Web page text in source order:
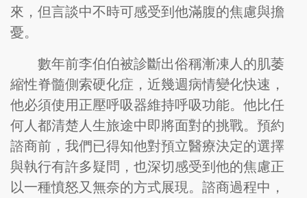
來，但言談中不時可感受到他滿腹的焦慮與擔
憂。
數年前李伯伯被診斷出俗稱漸凍人的肌萎
縮性脊髓側索硬化症，近幾週病情變化快速，
他必須使用正壓呼吸器維持呼吸功能。他比任
何人都清楚人生旅途中即將面對的挑戰。預約
諮商前，我們已得知他對預立醫療決定的選擇
與執行有許多疑問，也深切感受到他的焦慮正
以一種憤怒又無奈的方式展現。諮商過程中，